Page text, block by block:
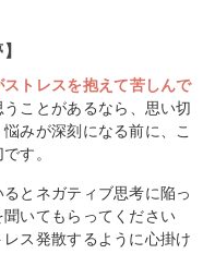
ストレスを抱えて苦しんで
うことがあるなら、思い切
みが深刻になる前に、こ
す。
とネガティブ思考に陥っ
いてもらってください
ス発散するように心掛け